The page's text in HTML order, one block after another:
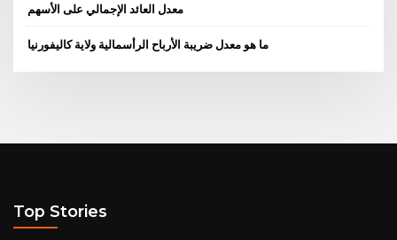
معدل العائد الإجمالي على الأسهم
ما هو معدل ضريبة الأرباح الرأسمالية ولاية كاليفورنيا
Top Stories